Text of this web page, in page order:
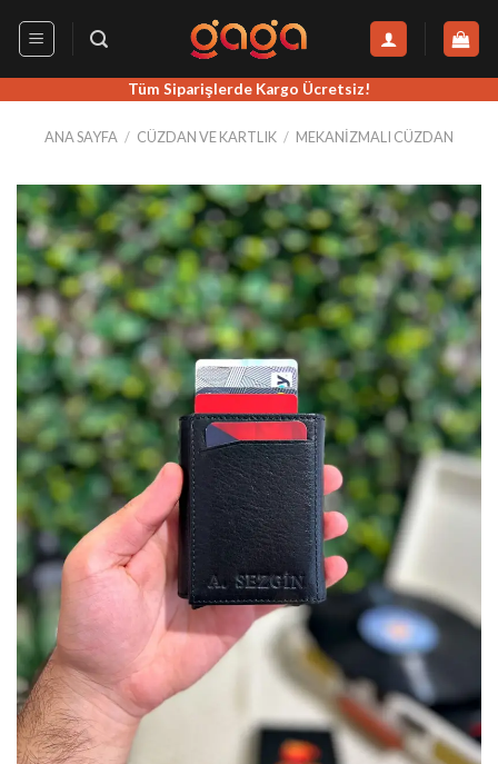
Tüm Siparişlerde Kargo Ücretsiz!
ANA SAYFA / CÜZDAN VE KARTLIK / MEKANIZMALI CÜZDAN